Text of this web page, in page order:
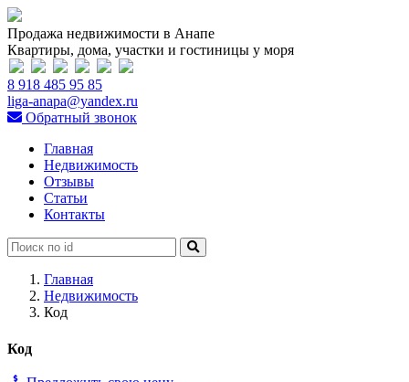
Продажа недвижимости в Анапе
Квартиры, дома, участки и гостиницы у моря
8 918 485 95 85
liga-anapa@yandex.ru
Обратный звонок
Главная
Недвижимость
Отзывы
Статьи
Контакты
Главная
Недвижимость
Код
Код